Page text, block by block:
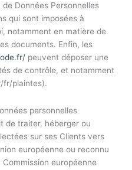
Données Personnelles
qui sont imposées à
notamment en matière de
documents. Enfin, les
peuvent déposer une
de contrôle, et notamment
fr/plaintes).
personnelles
de traiter, héberger ou
sur ses Clients vers
européenne ou reconnu
européenne